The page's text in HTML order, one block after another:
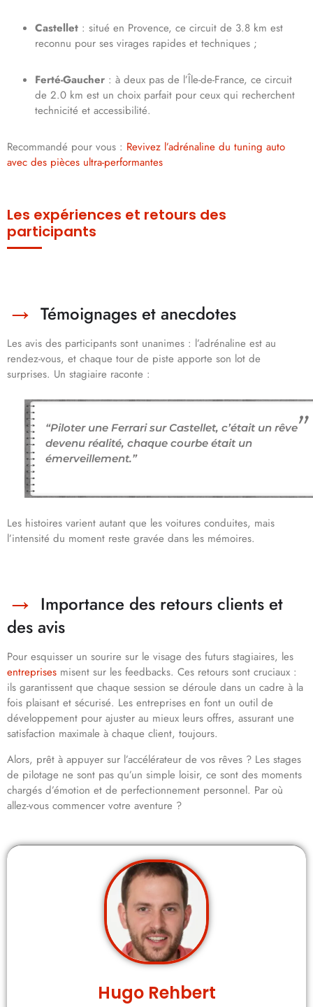
Castellet : situé en Provence, ce circuit de 3.8 km est
reconnu pour ses virages rapides et techniques ;
Ferté-Gaucher : à deux pas de l’Île-de-France, ce circuit
de 2.0 km est un choix parfait pour ceux qui recherchent
technicité et accessibilité.
Recommandé pour vous : Revivez l’adrénaline du tuning auto
avec des pièces ultra-performantes
Les expériences et retours des
participants
Témoignages et anecdotes
Les avis des participants sont unanimes : l’adrénaline est au
rendez-vous, et chaque tour de piste apporte son lot de
surprises. Un stagiaire raconte :
“Piloter une Ferrari sur Castellet, c’était un rêve
devenu réalité, chaque courbe était un
émerveillement.”
Les histoires varient autant que les voitures conduites, mais
l’intensité du moment reste gravée dans les mémoires.
Importance des retours clients et
des avis
Pour esquisser un sourire sur le visage des futurs stagiaires, les
entreprises misent sur les feedbacks. Ces retours sont cruciaux :
ils garantissent que chaque session se déroule dans un cadre à la
fois plaisant et sécurisé. Les entreprises en font un outil de
développement pour ajuster au mieux leurs offres, assurant une
satisfaction maximale à chaque client, toujours.
Alors, prêt à appuyer sur l’accélérateur de vos rêves ? Les stages
de pilotage ne sont pas qu’un simple loisir, ce sont des moments
chargés d’émotion et de perfectionnement personnel. Par où
allez-vous commencer votre aventure ?
Hugo Rehbert